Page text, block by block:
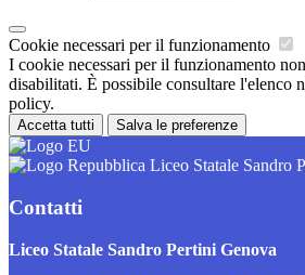
Cookie necessari per il funzionamento
I cookie necessari per il funzionamento
disabilitati. È possibile consultare l'elenco
policy.
Accetta tutti Salva le preferenze
Liceo Statale Sandro
Contatti
Liceo Statale Sandro Pertini Genova